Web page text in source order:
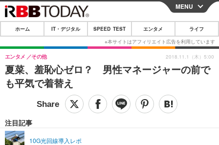
CLOSE
ホーム
IT・デジタル
IT・デジタルTOP スマートフォン
ショッピング その他
SPEED TEST
エンタメTOP 映画・ドラマ
ライフTOP
リリース一覧
MENU
ホーム IT・デジタル SPEED TEST エンタメ ライフ
夏菜、羞恥心ゼロ？ 男性マネージャーの前で
も平気で着替え
エンタメ その他
注目記事
10G光回線導入レポ
2018.11.1（木）5:00